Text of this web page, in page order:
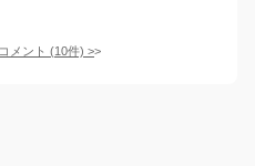
メント (10件) >